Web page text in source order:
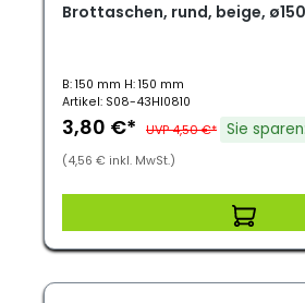
Brottaschen, rund, beige,
B: 150 mm H: 150 mm
Artikel: S08-43HI0810
3,80 €* UVP 4,50 €* Sie
(4,56 € inkl. MwSt.)